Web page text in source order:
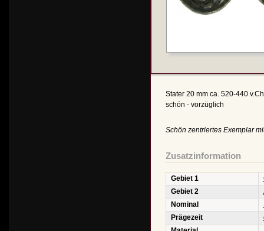
Stater 20 mm ca. 520-440
schön - vorzüglich
Schön zentriertes Exemplar
Zusatzinformation
Gebiet 1
Gebiet 2
Nominal
Prägezeit